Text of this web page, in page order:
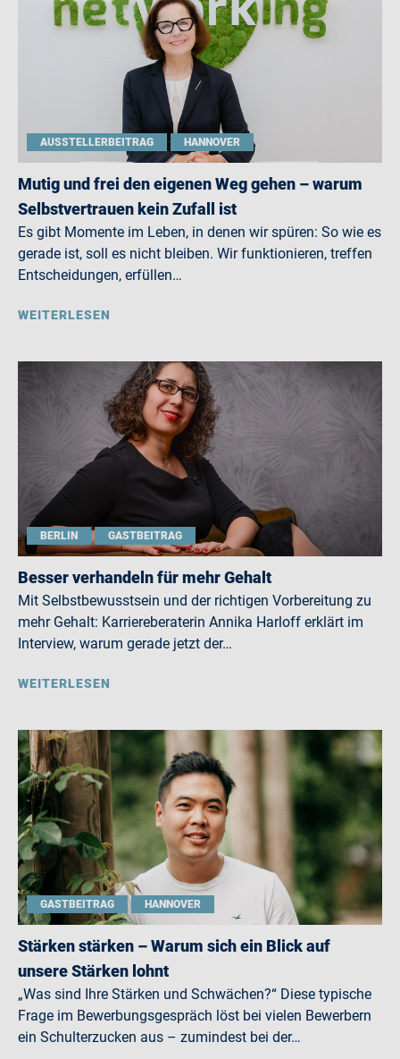
AUSSTELLERBEITRAG HANNOVER
Mutig und frei den eigenen Weg gehen – warum
Selbstvertrauen kein Zufall ist
Es gibt Momente im Leben, in denen wir spüren: So wie es
gerade ist, soll es nicht bleiben. Wir funktionieren, treffen
Entscheidungen, erfüllen…
WEITERLESEN
BERLIN GASTBEITRAG
Besser verhandeln für mehr Gehalt
Mit Selbstbewusstsein und der richtigen Vorbereitung zu
mehr Gehalt: Karriereberaterin Annika Harloff erklärt im
Interview, warum gerade jetzt der…
WEITERLESEN
GASTBEITRAG HANNOVER
Stärken stärken – Warum sich ein Blick auf
unsere Stärken lohnt
„Was sind Ihre Stärken und Schwächen?“ Diese typische
Frage im Bewerbungsgespräch löst bei vielen Bewerbern
ein Schulterzucken aus – zumindest bei der…